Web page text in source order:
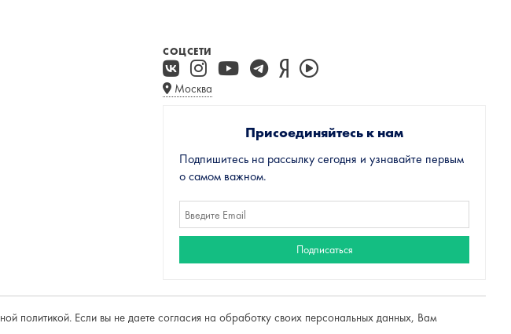
СОЦСЕТИ
Москва
Присоединяйтесь к нам
Подпишитесь на рассылку сегодня и узнавайте первым
о самом важном.
политикой. Если вы не даете согласия на обработку своих персональных данных, Вам